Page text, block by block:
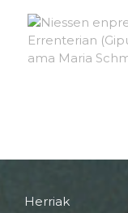
Herriak